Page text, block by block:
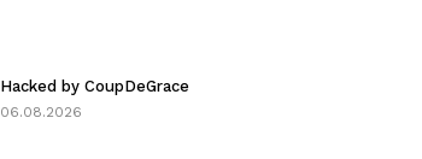
Hacked by CoupDeGrace
06.08.2026